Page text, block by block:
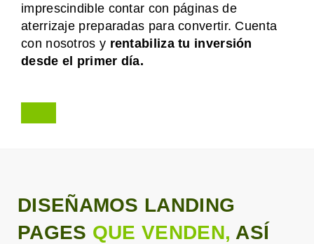
imprescindible contar con páginas de
aterrizaje preparadas para convertir. Cuenta
con nosotros y rentabiliza tu inversión
desde el primer día.
DISEÑAMOS LANDING
PAGES QUE VENDEN, ASÍ